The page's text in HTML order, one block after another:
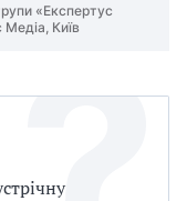
«Експертус
Медіа, Київ